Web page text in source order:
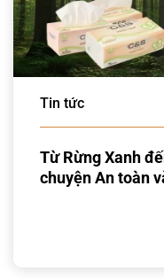
Tin tức
Từ Rừng Xanh
chuyện An toàn